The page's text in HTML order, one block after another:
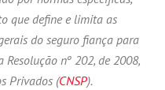
que define e limita as
do seguro fiança para
nº 202, de 2008,
Privados (CNSP).